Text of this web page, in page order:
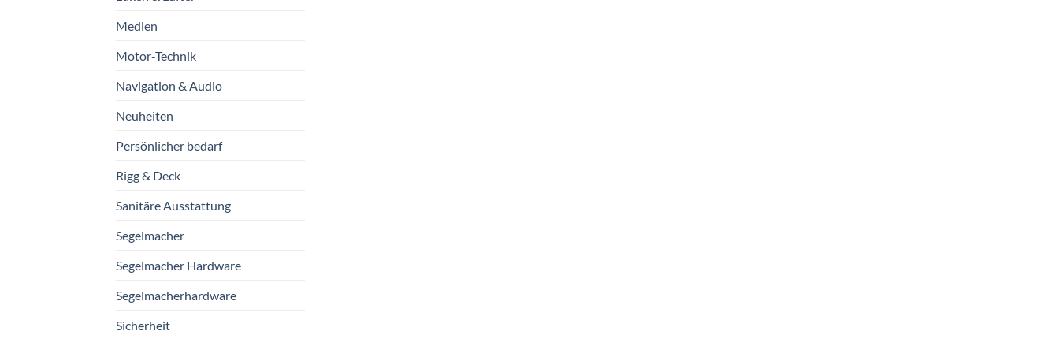
Medien
Motor-Technik
Navigation & Audio
Neuheiten
Persönlicher bedarf
Rigg & Deck
Sanitäre Ausstattung
Segelmacher
Segelmacher Hardware
Segelmacherhardware
Sicherheit